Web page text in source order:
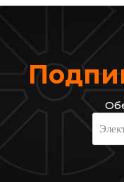
Болт слива
BX/Citroen 205/
Код: 52677